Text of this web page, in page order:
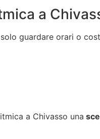
a
guardare orari o
a Chivasso una